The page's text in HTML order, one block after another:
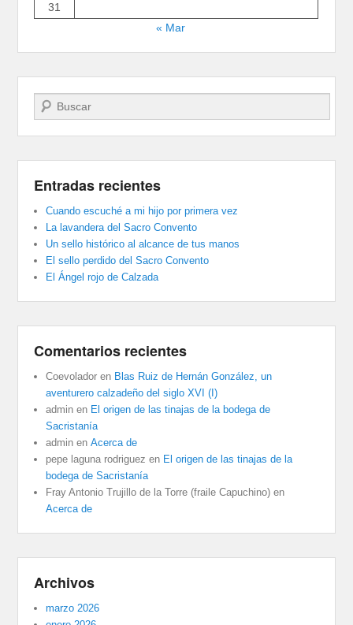
31
« Mar
Buscar
Entradas recientes
Cuando escuché a mi hijo por primera vez
La lavandera del Sacro Convento
Un sello histórico al alcance de tus manos
El sello perdido del Sacro Convento
El Ángel rojo de Calzada
Comentarios recientes
Coevolador en Blas Ruiz de Hernán González, un
aventurero calzadeño del siglo XVI (I)
admin en El origen de las tinajas de la bodega de
Sacristanía
admin enAcerca de
pepe laguna rodriguez en El origen de las tinajas de la
bodega de Sacristanía
Fray Antonio Trujillo de la Torre (fraile Capuchino) en
Acerca de
Archivos
marzo 2026